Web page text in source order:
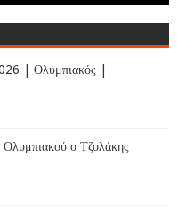
| Ολυμπιακός |
ο Τζολάκης